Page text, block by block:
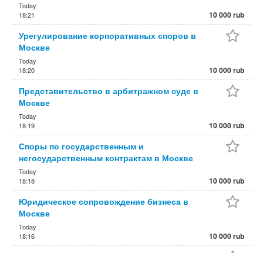
Today
18:21
10 000 rub
Урегулирование корпоративных споров в
Москве
Today
18:20
10 000 rub
Представительство в арбитражном суде в
Москве
Today
18:19
10 000 rub
Споры по государственным и
негосударственным контрактам в Москве
Today
18:18
10 000 rub
Юридическое сопровождение бизнеса в
Москве
Today
18:16
10 000 rub